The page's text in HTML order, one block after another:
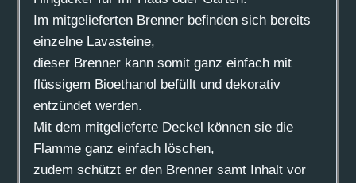
Im mitgelieferten Brenner befinden sich bereits
einzelne Lavasteine,
dieser Brenner kann somit ganz einfach mit
flüssigem Bioethanol befüllt und dekorativ
entzündet werden.
Mit dem mitgelieferte Deckel können sie die
Flamme ganz einfach löschen,
zudem schützt er den Brenner samt Inhalt vor